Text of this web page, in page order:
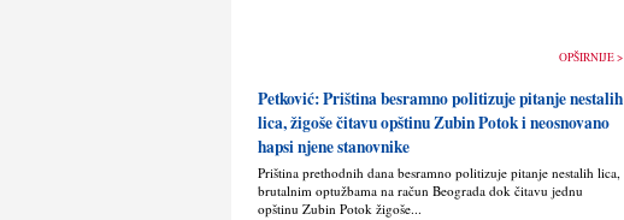
OPŠIRNIJE >
Petković: Priština besramno politizuje pitanje nestalih
lica, žigoše čitavu opštinu Zubin Potok i neosnovano
hapsi njene stanovnike
Priština prethodnih dana besramno politizuje pitanje nestalih lica,
brutalnim optužbama na račun Beograda dok čitavu jednu
opštinu Zubin Potok žigoše...